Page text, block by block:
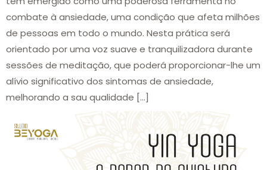
combate à ansiedade, uma condição que afeta milhões
de pessoas em todo o mundo. Nesta prática será
orientado por uma voz suave e tranquilizadora durante
sessões de meditação, que poderá proporcionar-lhe um
alívio significativo dos sintomas de ansiedade,
melhorando a sau qualidade […]